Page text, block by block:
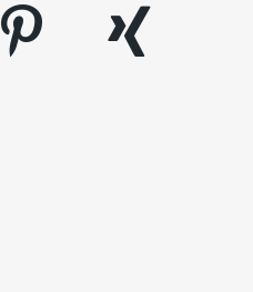
pinterest
xing